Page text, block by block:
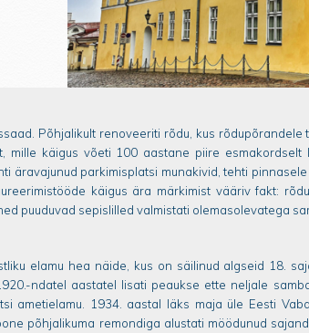
Põhjalikult renoveeriti rõdu, kus
mille käigus võeti 100 aastane piire esmakordselt
parkimisplatsi munakivid, tehti pinnasele
käigus ära märkimist vääriv fakt:
puuduvad sepislilled valmistati olemasolevatega
elamu hea näide, kus on säilinud algseid 18.
ndatel aastatel lisati peaukse ette neljale
ametielamu. 1934. aastal läks maja üle Eesti
põhjalikuma remondiga alustati möödunud